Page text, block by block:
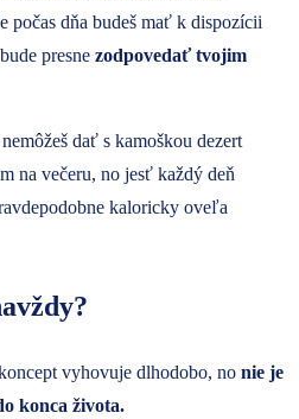
počas dňa budeš mať k dispozícii
presne zodpovedať tvojim
dať s kamoškou dezert
na večeru, no jesť každý deň
kaloricky oveľa
vyhovuje dlhodobo, no nie je
konca života.